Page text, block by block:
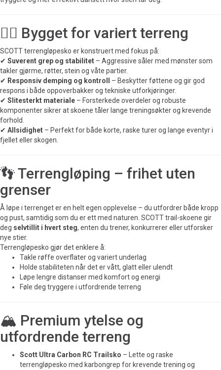
🏃‍♂️ Bygget for variert terreng
SCOTT terrengløpesko er konstruert med fokus på:
✔ Suverent grep og stabilitet – Aggressive såler med mønster som
takler gjørme, røtter, stein og våte partier.
✔ Responsiv demping og kontroll
– Beskytter føttene og gir god
respons i både oppoverbakker og tekniske utforkjøringer.
✔ Slitesterkt materiale – Forsterkede overdeler og robuste
komponenter sikrer at skoene tåler lange treningsøkter og krevende
forhold.
✔ Allsidighet – Perfekt for både korte, raske turer og lange eventyr i
fjellet eller skogen.
👣 Terrengløping – frihet uten
grenser
Å løpe i terrenget er en helt egen opplevelse – du utfordrer både kropp
og pust, samtidig som du er ett med naturen. SCOTT trail-skoene gir
deg selvtillit i hvert steg, enten du trener, konkurrerer eller utforsker
nye stier.
Terrengløpesko gjør det enklere å:
Takle røffe overflater og variert underlag
Holde stabiliteten når det er vått, glatt eller ulendt
Løpe lengre distanser med komfort og energi
Føle deg tryggere i utfordrende terreng
🏔️ Premium ytelse og
utfordrende terreng
Scott Ultra Carbon RC Trailsko – Lette og raske
terrengløpesko med karbongrep for krevende trening og